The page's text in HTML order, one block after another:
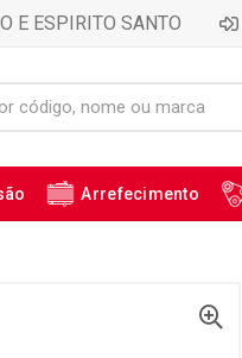
E ESPIRITO SANTO
Arrefecimento